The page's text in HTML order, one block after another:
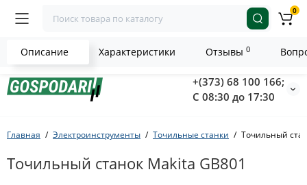
+(373) 68 100 166;
С 08:30 до 17:30
0
Главная Электроинструменты Точильные станки Точильный
Точильный станок Makita GB801
Описание Характеристики Отзывы 0